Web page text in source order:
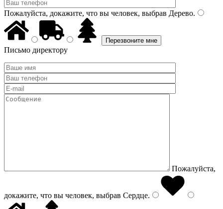
Пожалуйста, докажите, что вы человек, выбрав Дерево.
Письмо директору
Пожалуйста,
докажите, что вы человек, выбрав Сердце.